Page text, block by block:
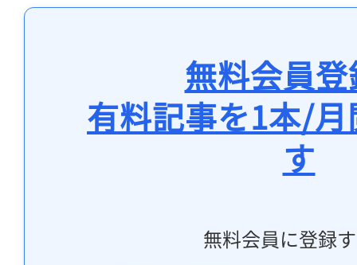
無料会員
有料記事を1本/
す
無料会員に登録